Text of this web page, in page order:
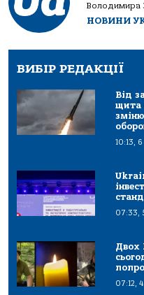
Володимира
НОВИНИ
ВИБІР РЕДАКЦІЇ
Від
щита
10:13,
07:33,
Двох
07:12,